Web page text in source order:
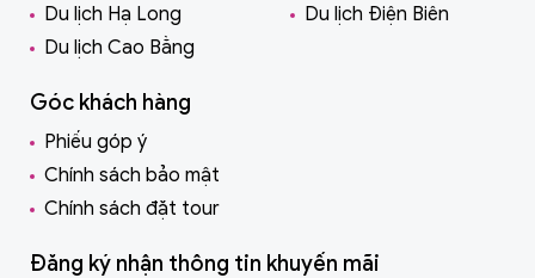
Du lịch Hạ Long
Du lịch Điện Biên
Du lịch Cao Bằng
Góc khách hàng
Phiếu góp ý
Chính sách bảo mật
Chính sách đặt tour
Đăng ký nhận thông tin khuyến mãi